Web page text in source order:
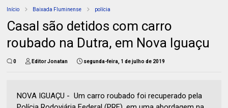
Início Baixada Fluminense polícia
Casal são detidos com carro
roubado na Dutra, em Nova Iguaçu
0 Editor Jonatan segunda-feira, 1 de julho de 2019
NOVA IGUAÇU - Um carro roubado foi recuperado pela